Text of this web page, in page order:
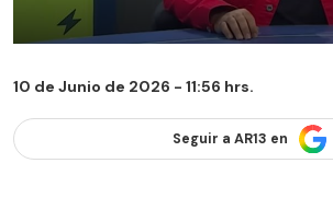
10 de Junio de 2026 - 11:56 hrs.
Seguir a AR13 en